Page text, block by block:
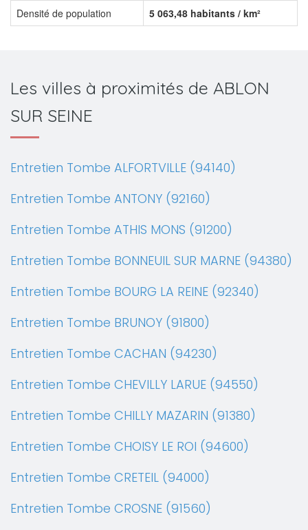
Densité de population 5 063,48 habitants / km²
Les villes à proximités de ABLON
SUR SEINE
Entretien Tombe ALFORTVILLE (94140)
Entretien Tombe ANTONY (92160)
Entretien Tombe ATHIS MONS (91200)
Entretien Tombe BONNEUIL SUR MARNE (94380)
Entretien Tombe BOURG LA REINE (92340)
Entretien Tombe BRUNOY (91800)
Entretien Tombe CACHAN (94230)
Entretien Tombe CHEVILLY LARUE (94550)
Entretien Tombe CHILLY MAZARIN (91380)
Entretien Tombe CHOISY LE ROI (94600)
Entretien Tombe CRETEIL (94000)
Entretien Tombe CROSNE (91560)